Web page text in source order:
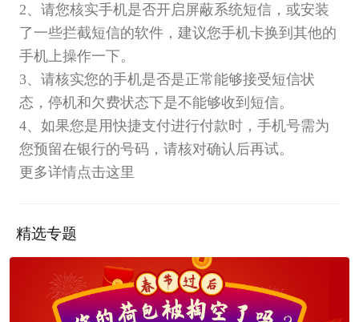
2、请您核实手机是否开启屏蔽系统短信，或安装
了一些拦截短信的软件，建议您手机卡换到其他的
手机上操作一下。
3、请核实您的手机是否是正常能够接受短信状
态，停机和欠费状态下是不能够收到短信。
4、如果您是用快捷支付进行付款时，手机号需为
您预留在银行的号码，请核对确认后再试。
更多详情点击这里
精选专题